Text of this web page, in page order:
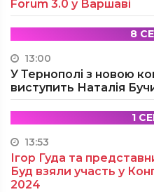
Forum 3.0 у Варшаві
8
13:00
У Тернополі з новою
виступить Наталія
1
13:53
Ігор Гуда та
Буд взяли участь у
2024